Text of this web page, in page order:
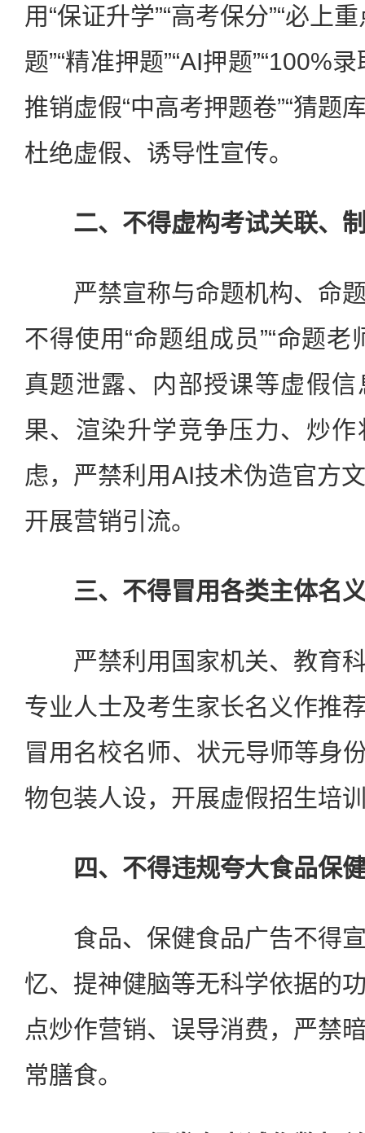
用“保证升学”“高考保分”“必上
题”“精准押题”“AI押题”“100%
推销虚假“中高考押题卷”“猜题
杜绝虚假、诱导性宣传。
二、不得虚构考试关联、
严禁宣称与命题机构、命题
不得使用“命题组成员”“命题
真题泄露、内部授课等虚假
果、渲染升学竞争压力、炒
虑，严禁利用AI技术伪造官方
开展营销引流。
三、不得冒用各类主体名
严禁利用国家机关、教育科
专业人士及考生家长名义作推
冒用名校名师、状元导师等身
物包装人设，开展虚假招生培
四、不得违规夸大食品保
食品、保健食品广告不得宣
忆、提神健脑等无科学依据的
点炒作营销、误导消费，严禁
常膳食。